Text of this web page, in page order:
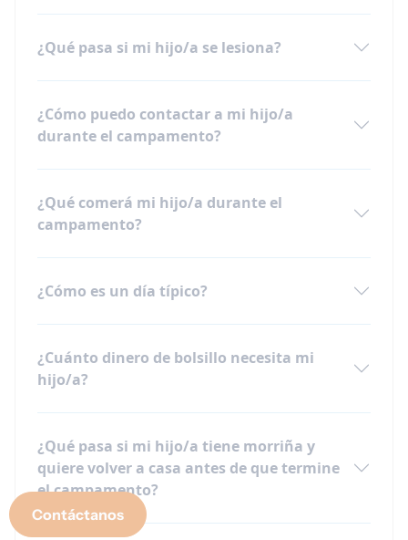
¿Qué pasa si mi hijo/a se lesiona?
¿Cómo puedo contactar a mi hijo/a
durante el campamento?
¿Qué comerá mi hijo/a durante el
campamento?
¿Cómo es un día típico?
¿Cuánto dinero de bolsillo necesita mi
hijo/a?
¿Qué pasa si mi hijo/a tiene morriña y
quiere volver a casa antes de que termine
el campamento?
Contáctanos